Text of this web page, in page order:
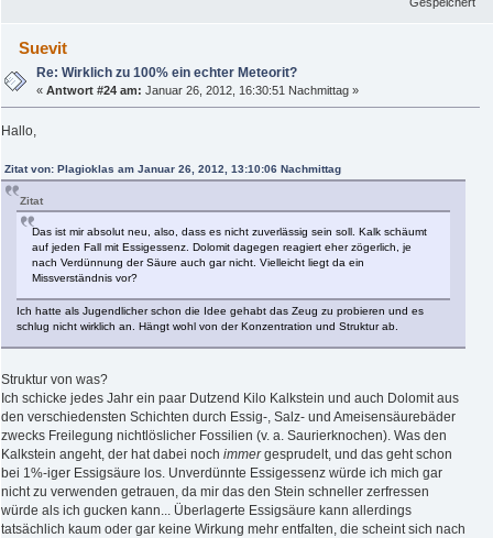
Suevit
Re: Wirklich zu 100% ein echter Meteorit?
«Antwort #24 am: Januar 26, 2012, 16:30:51 Nachmittag »
Hallo,
Zitat von: Plagioklas am Januar 26, 2012, 13:10:06 Nachmittag
Zitat
Das ist mir absolut neu, also, dass es nicht zuverlässig sein soll. Kalk schäumt
auf jeden Fall mit Essigessenz. Dolomit dagegen reagiert eher zögerlich, je
nach Verdünnung der Säure auch gar nicht. Vielleicht liegt da ein
Missverständnis vor?
Ich hatte als Jugendlicher schon die Idee gehabt das Zeug zu probieren und es
schlug nicht wirklich an. Hängt wohl von der Konzentration und Struktur ab.
Struktur von was?
Ich schicke jedes Jahr ein paar Dutzend Kilo Kalkstein und auch Dolomit aus
den verschiedensten Schichten durch Essig-, Salz- und Ameisensäurebäder
zwecks Freilegung nichtlöslicher Fossilien (v. a. Saurierknochen). Was den
Kalkstein angeht, der hat dabei noch immergesprudelt, und das geht schon
bei 1%-iger Essigsäure los. Unverdünnte Essigessenz würde ich mich gar
nicht zu verwenden getrauen, da mir das den Stein schneller zerfressen
würde als ich gucken kann... Überlagerte Essigsäure kann allerdings
tatsächlich kaum oder gar keine Wirkung mehr entfalten, die scheint sich nach